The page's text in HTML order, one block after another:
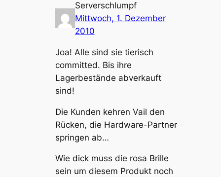
Serverschlumpf
Mittwoch, 1. Dezember
2010
Joa! Alle sind sie tierisch
committed. Bis ihre
Lagerbestände abverkauft
sind!
Die Kunden kehren Vail den
Rücken, die Hardware-Partner
springen ab…
Wie dick muss die rosa Brille
sein um diesem Produkt noch